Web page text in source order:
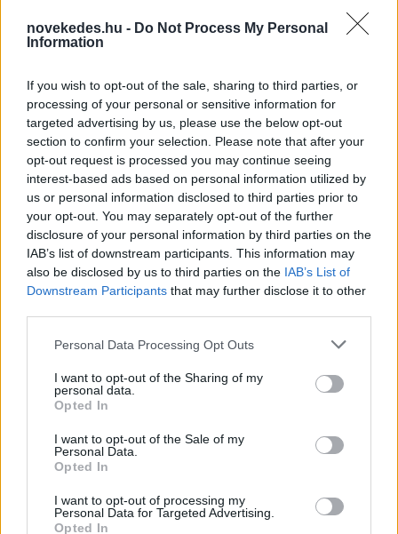
novekedes.hu - Do Not Process My Personal
Information
If you wish to opt-out of the sale, sharing to third parties, or
processing of your personal or sensitive information for
targeted advertising by us, please use the below opt-out
section to confirm your selection. Please note that after your
opt-out request is processed you may continue seeing
interest-based ads based on personal information utilized by
us or personal information disclosed to third parties prior to
your opt-out. You may separately opt-out of the further
disclosure of your personal information by third parties on the
IAB’s list of downstream participants. This information may
also be disclosed by us to third parties on the IAB’s List of
Downstream Participants that may further disclose it to other
Please note that this website/app uses one or more Google
not limited to your visit or usage behaviour. You may click to
grant or deny consent to Google and its third-party tags to
use your data for below specified purposes in below Google
consent section.
Personal Data Processing Opt Outs
I want to opt-out of the Sharing of my
personal data.
Opted In
I want to opt-out of the Sale of my
Personal Data.
Opted In
I want to opt-out of processing my
Personal Data for Targeted Advertising.
Opted In
Újabb menekültválságot készítenek elő -
tömeges határsértésre buzdító üzenetek
miatt nyomoznak a spanyolok
HÍREK 4 órája
Utalvány formájában, novemberben érkezik
az iskolakezdési támogatás második fele
HÍREK 5 órája